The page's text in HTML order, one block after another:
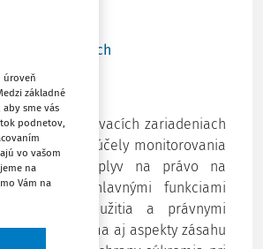
v školách
a vzdelávacích zariadeniach
na účely monitorovania
podstatný vplyv na právo na
zaoberá hlavnými funkciami
účelmi ich použitia a právnymi
pričom skúma aj aspekty zásahu
úroveň
základné
sme vás
podnetov,
vo vašom
na
Vám na